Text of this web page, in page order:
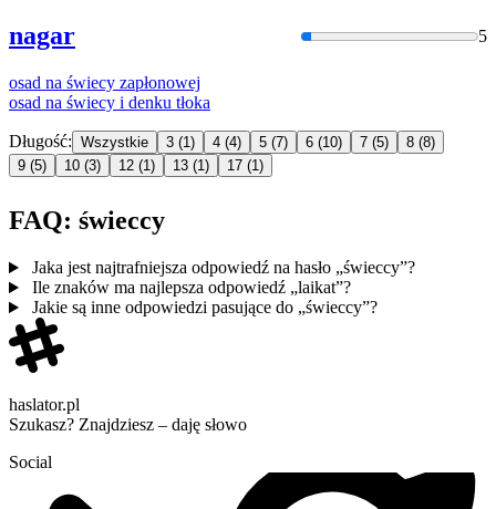
nagar 5
osad na świecy zapłonowej
osad na świecy i denku tłoka
Długość: Wszystkie 3 (1) 4 (4) 5 (7) 6 (10) 7 (5) 8 (8)
9 (5) 10 (3) 12 (1) 13 (1) 17 (1)
FAQ: świeccy
Jaka jest najtrafniejsza odpowiedź na hasło „świeccy”?
Ile znaków ma najlepsza odpowiedź „laikat”?
Jakie są inne odpowiedzi pasujące do „świeccy”?
haslator.pl
Szukasz? Znajdziesz – daję słowo
Social